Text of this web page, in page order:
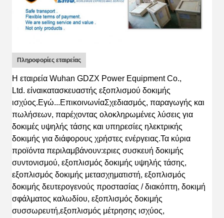
Πληροφορίες εταιρείας
Η εταιρεία Wuhan GDZX Power Equipment Co.,
Ltd. είναικατασκευαστής εξοπλισμού δοκιμής
ισχύος.Εγώ...ΕπικοινωνίαΣχεδιασμός, παραγωγής και
πωλήσεων, παρέχοντας ολοκληρωμένες λύσεις για
δοκιμές υψηλής τάσης και υπηρεσίες ηλεκτρικής
δοκιμής για διάφορους χρήστες ενέργειας.Τα κύρια
προϊόντα περιλαμβάνουν:εριες συσκευή δοκιμής
συντονισμού, εξοπλισμός δοκιμής υψηλής τάσης,
εξοπλισμός δοκιμής μετασχηματιστή, εξοπλισμός
δοκιμής δευτερογενούς προστασίας / διακόπτη, δοκιμή
σφάλματος καλωδίου, εξοπλισμός δοκιμής
συσσωρευτή,εξοπλισμός μέτρησης ισχύος,